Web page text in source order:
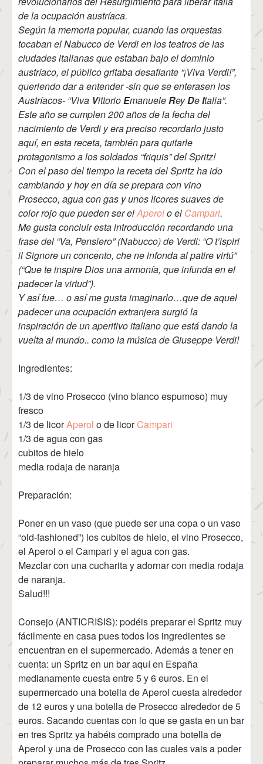
de la ocupación austríaca.
Según la memoria popular, cuando las orquestas
tocaban el Nabucco de Verdi en los teatros de las
ciudades italianas que estaban bajo el dominio
austríaco, el público gritaba desafiante “¡Viva Verdi!”,
queriendo dar a entender -sin que se enterasen los
Austríacos- “Viva VittorioEmanueleReyDeItalia”.
Este año se cumplen 200 años de la fecha del
nacimiento de Verdi y era preciso recordarlo justo
aquí, en esta receta, también para quitarle
protagonismo a los soldados “friquis” del Spritz!
Con el paso del tiempo la receta del Spritz ha ido
cambiando y hoy en día se prepara con vino
Prosecco, agua con gas y unos licores suaves de
color rojo que pueden ser elAperolo el Campari.
Me gusta concluir esta introducción recordando una
frase del “Va, Pensiero” (Nabucco) de Verdi: “O t’ispiri
il Signore un concento, che ne infonda al patire virtú”
(“Que te inspire Dios una armonía, que infunda en el
padecer la virtud”).
Y así fue… o así me gusta imaginarlo…que de aquel
padecer una ocupación extranjera surgió la
inspiración de un aperitivo italiano que está dando la
vuelta al mundo.. como la música de Giuseppe Verdi!
Ingredientes:
1/3 de vino Prosecco (vino blanco espumoso) muy
fresco
1/3 de licorAperol o de licorCampari
1/3 de agua con gas
cubitos de hielo
media rodaja de naranja
Preparación:
Poner en un vaso (que puede ser una copa o un vaso
“old-fashioned”) los cubitos de hielo, el vino Prosecco,
el Aperol o el Campari y el agua con gas.
Mezclar con una cucharita y adornar con media rodaja
de naranja.
Salud!!!
Consejo (ANTICRISIS): podéis preparar el Spritz muy
fácilmente en casa pues todos los ingredientes se
encuentran en el supermercado. Además a tener en
cuenta: un Spritz en un bar aquí en España
medianamente cuesta entre 5 y 6 euros. En el
supermercado una botella de Aperol cuesta alrededor
de 12 euros y una botella de Prosecco alrededor de 5
euros. Sacando cuentas con lo que se gasta en un bar
en tres Spritz ya habéis comprado una botella de
Aperol y una de Prosecco con las cuales vais a poder